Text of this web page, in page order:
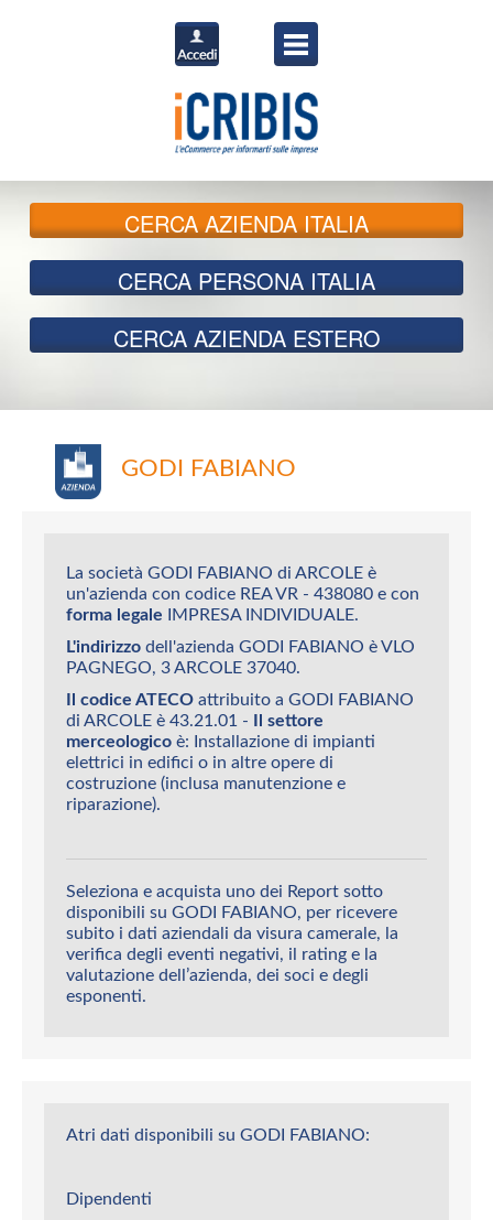
CERCAAZIENDA ITALIA
CERCA PERSONA ITALIA
CERCA AZIENDA ESTERO
GODI FABIANO
La società GODI FABIANO di ARCOLE è
un'azienda con codice REA VR - 438080 e con
forma legale IMPRESA INDIVIDUALE.
L'indirizzo dell'azienda GODI FABIANO è VLO
PAGNEGO, 3 ARCOLE 37040.
Il codice ATECO attribuito a GODI FABIANO
di ARCOLE è 43.21.01 - Il settore
merceologico è: Installazione di impianti
elettrici in edifici o in altre opere di
costruzione (inclusa manutenzione e
riparazione).
Seleziona e acquista uno dei Report sotto
disponibili su GODI FABIANO, per ricevere
subito i dati aziendali da visura camerale, la
verifica degli eventi negativi, il rating e la
valutazione dell’azienda, dei soci e degli
esponenti.
Atri dati disponibili su GODI FABIANO:
Dipendenti